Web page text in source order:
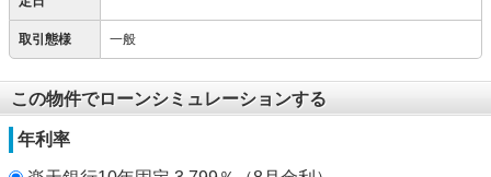
取引態様 一般
この物件でローンシミュレーションする
年利率